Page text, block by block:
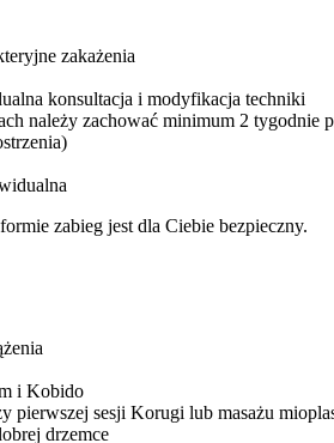
zakażenia
konsultacja i modyfikacja techniki
należy zachować minimum 2 tygodnie
zabieg jest dla Ciebie bezpieczny.
i Kobido
pierwszej sesji Korugi lub masażu
drzemce